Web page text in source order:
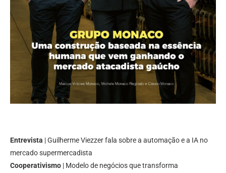
Entrevista | Guilherme Viezzer fala sobre a automação e a IA no
mercado supermercadista
Cooperativismo | Modelo de negócios que transforma